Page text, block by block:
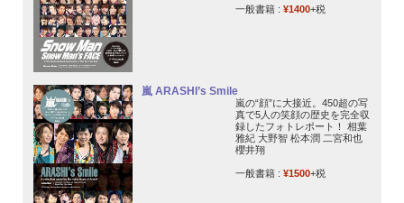
一般書籍 : ¥1400+税
嵐 ARASHI’s Smile
嵐の“顔”に大接近。450超の写
真で5人の笑顔の歴史を完全収
録したフォトレポート！ 相葉
雅紀 大野智 松本潤 二宮和也
櫻井翔
一般書籍 : ¥1500+税